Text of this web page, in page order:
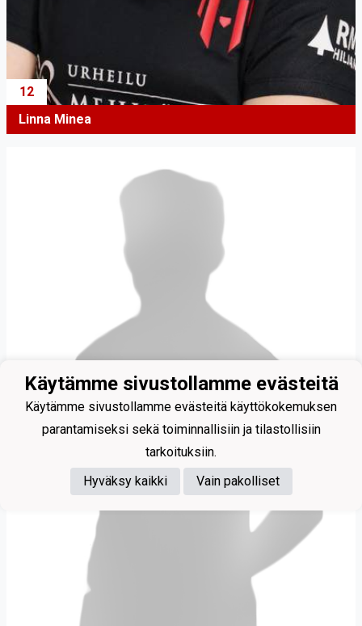
12
Linna Minea
Käytämme sivustollamme evästeitä
Käytämme sivustollamme evästeitä käyttökokemuksen
parantamiseksi sekä toiminnallisiin ja tilastollisiin
tarkoituksiin.
Hyväksy kaikki
Vain pakolliset